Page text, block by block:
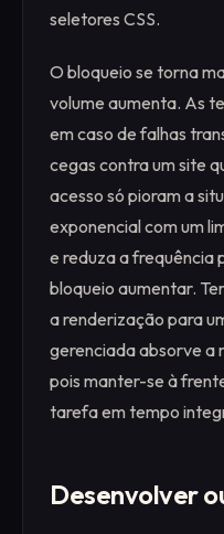
seletores CSS.
O bloqueio se torna
volume aumenta. As
em caso de falhas
cegas contra um site
acesso só pioram a
exponencial com um
e reduza a frequência
bloqueio aumentar.
a renderização para
gerenciada absorve a
pois manter-se à
tarefa em tempo
Desenvolver